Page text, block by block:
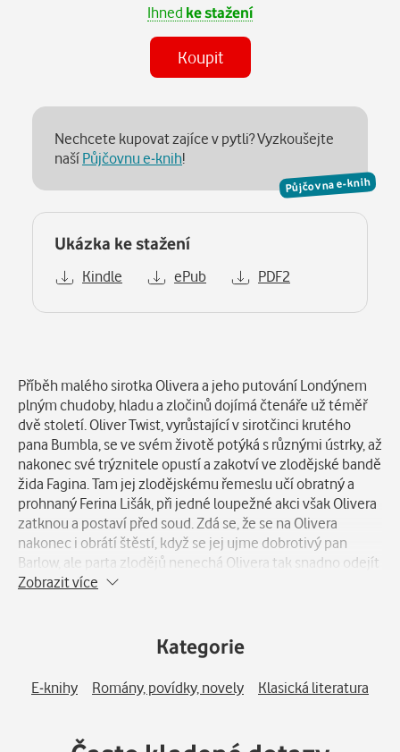
Ihned ke stažení
Koupit
Půjčovna e-knih
Nechcete kupovat zajíce v pytli? Vyzkoušejte
našíPůjčovnu e-knih!
Ukázka ke stažení
Kindle ePub PDF2
Příběh malého sirotka Olivera a jeho putování Londýnem
plným chudoby, hladu a zločinů dojímá čtenáře už téměř
dvě století. Oliver Twist, vyrůstající v sirotčinci krutého
pana Bumbla, se ve svém životě potýká s různými ústrky, až
nakonec své trýznitele opustí a zakotví ve zlodějské bandě
žida Fagina. Tam jej zlodějskému řemeslu učí obratný a
prohnaný Ferina Lišák, při jedné loupežné akci však Olivera
zatknou a postaví před soud. Zdá se, že se na Olivera
nakonec i obrátí štěstí, když se jej ujme dobrotivý pan
Barlow, ale parta zlodějů nenechá Olivera tak snadno odejít
a jednoho dne jej jednoduše unesou zpátky k Faginovi. Pak
pravděpodobně nárok na značné dědictví, je tu však ještě
jeho nevlastní bratr Edward Leeford zvaný Monks, který se
s Oliverem v žádném případě nehodlá o majetek podělit…
Zobrazit více
Kategorie
E-knihy Romány, povídky, novely Klasická literatura